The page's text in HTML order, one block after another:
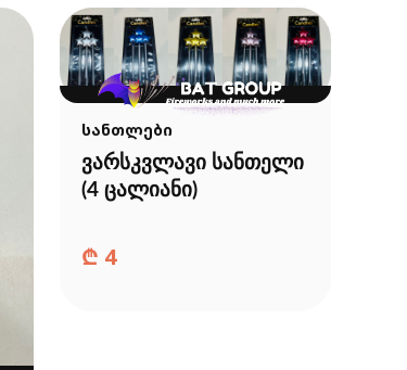
სანთლები
ვარსკვლავი სანთელი
(4 ცალიანი)
₾ 4